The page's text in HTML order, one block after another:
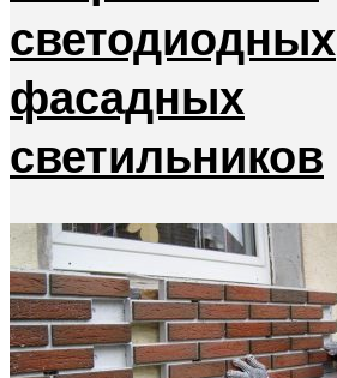
светодиодных
фасадных
светильников